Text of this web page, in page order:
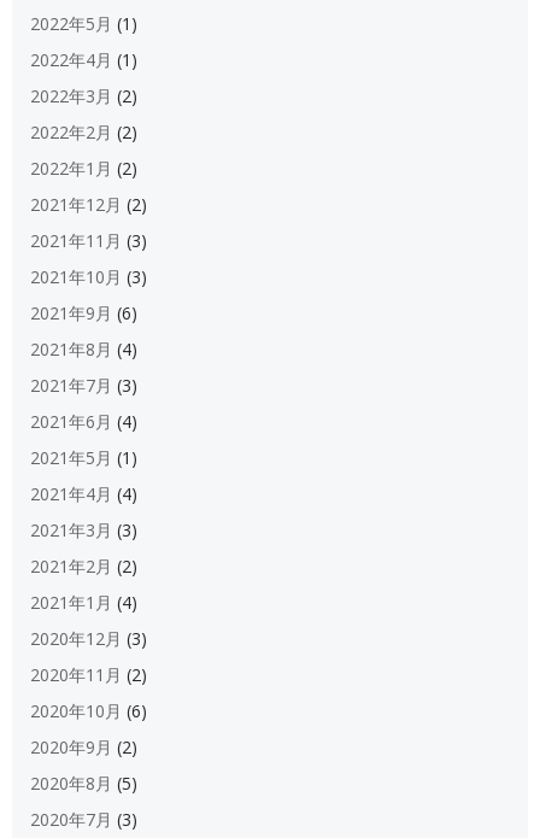
2022年5月 (1)
2022年4月 (1)
2022年3月 (2)
2022年2月 (2)
2022年1月 (2)
2021年12月 (2)
2021年11月 (3)
2021年10月 (3)
2021年9月 (6)
2021年8月 (4)
2021年7月 (3)
2021年6月 (4)
2021年5月 (1)
2021年4月 (4)
2021年3月 (3)
2021年2月 (2)
2021年1月 (4)
2020年12月 (3)
2020年11月 (2)
2020年10月 (6)
2020年9月 (2)
2020年8月 (5)
2020年7月 (3)